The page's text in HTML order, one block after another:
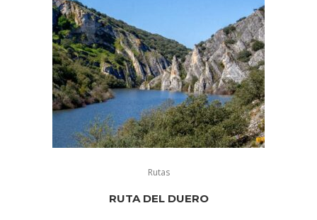
Rutas
RUTA DEL DUERO